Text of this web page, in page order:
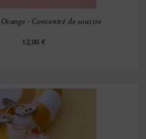
- Concentré de sourire
12,00 €